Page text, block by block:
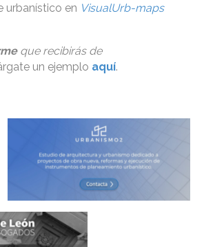
urbanístico en VisualUrb-maps
que recibirás de
un ejemplo aquí.